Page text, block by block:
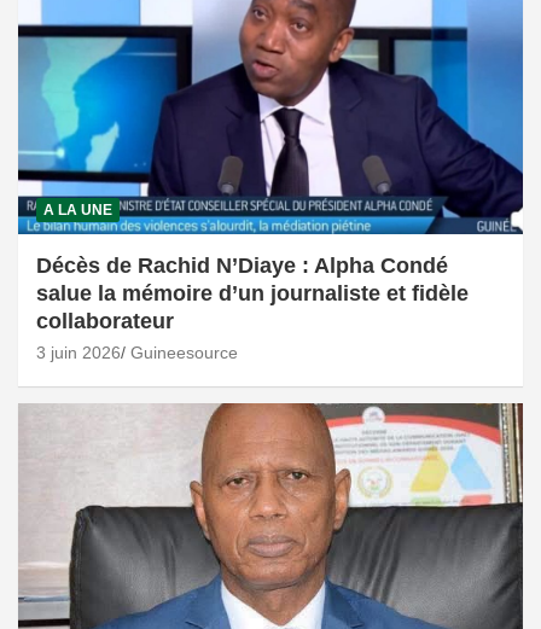
A LA UNE
Décès de Rachid N’Diaye : Alpha Condé
salue la mémoire d’un journaliste et fidèle
collaborateur
3 juin 2026 Guineesource